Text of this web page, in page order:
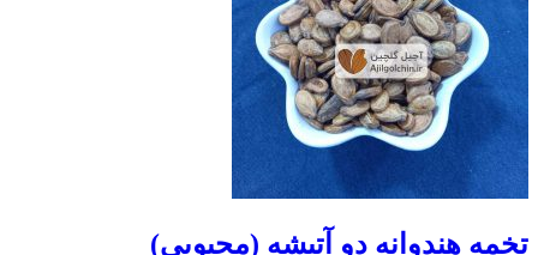
تخمه هندوانه دو آتیشه (محبوبی)